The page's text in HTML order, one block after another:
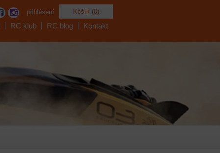
Košík (0)
přihlášení
RC klub RC blog Kontakt